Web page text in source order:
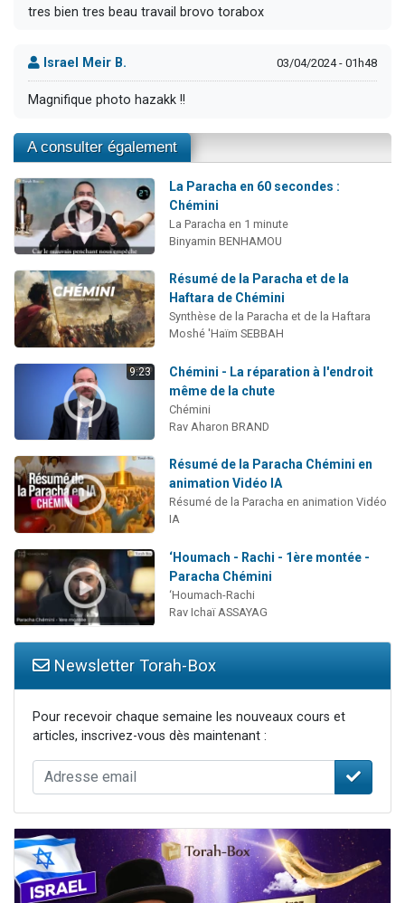
tres bien tres beau travail brovo torabox
Israel Meir B. 03/04/2024 - 01h48
Magnifique photo hazakk !!
A consulter également
La Paracha en 60 secondes :
Chémini
La Paracha en 1 minute
Binyamin BENHAMOU
Résumé de la Paracha et de la
Haftara de Chémini
Synthèse de la Paracha et de la Haftara
Moshé 'Haïm SEBBAH
9:23
Chémini - La réparation à l'endroit
même de la chute
Chémini
Rav Aharon BRAND
Résumé de la Paracha Chémini en
animation Vidéo IA
Résumé de la Paracha en animation Vidéo
IA
‘Houmach - Rachi - 1ère montée -
Paracha Chémini
‘Houmach-Rachi
Rav Ichaï ASSAYAG
Newsletter Torah-Box
Pour recevoir chaque semaine les nouveaux cours et
articles, inscrivez-vous dès maintenant :